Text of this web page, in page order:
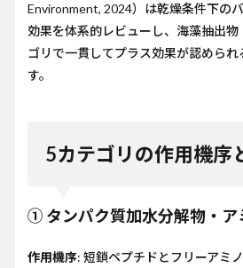
イ
ン・
その
他
ベタ
イ
4
ージ
Environment, 2024）は乾燥条件下の
効果を体系的レビューし、海藻抽出
ゴリで一貫してプラス効果が認められ
す。
5カテゴリの作用機序
① タンパク質加水分解物・ア
作用機序: 短鎖ペプチドとフリーアミ